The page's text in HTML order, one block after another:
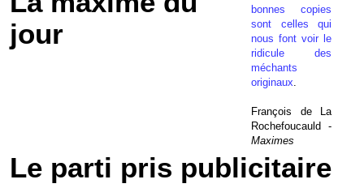
jour
bonnes copies
sont celles qui
nous font voir le
ridicule des
méchants
originaux.
François de La
Rochefoucauld -
Maximes
Le parti pris publicitaire